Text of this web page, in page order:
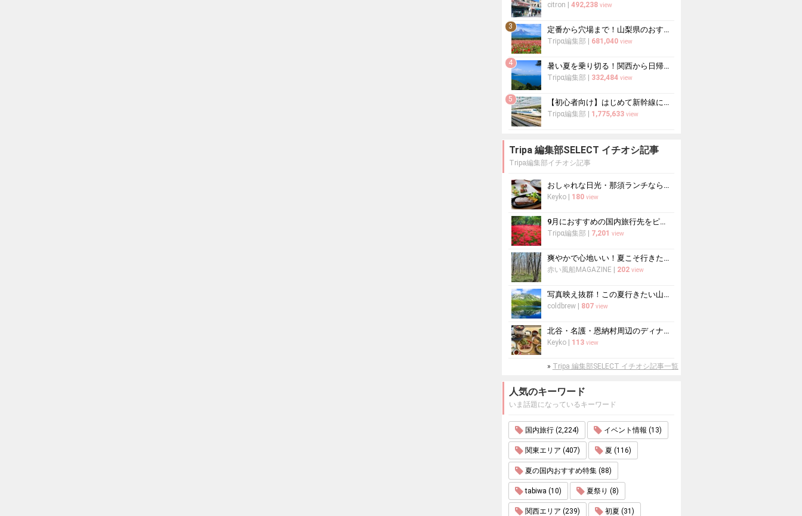
citron 492,238 view
3 定番から穴場まで！山梨県のおすすめ観光スポット37選
Tripα編集部 681,040 view
4 暑い夏を乗り切る！関西から日帰りや1泊2日におすすめの避暑地10選
Tripα編集部 332,484 view
5 【初心者向け】はじめて新幹線に乗る人必読！新幹線の乗り方をイチから徹底解説
Tripα編集部 1,775,633 view
Tripa 編集部SELECT イチオシ記事
Tripa編集部イチオシ記事
おしゃれな日光・那須ランチならここ！日光・那須周辺のおすすめレストラン10選
Keyko| 180 view
9月におすすめの国内旅行先をピックアップ！山の紅葉絶景や果物狩りも
Tripα編集部 7,201 view
爽やかで心地いい！夏こそ行きたい北海道
赤い風船MAGAZINE 202 view
写真映え抜群！この夏行きたい山の絶景スポット10選
coldbrew| 807 view
北谷・名護・恩納村周辺のディナー10選！沖縄料理からコース料理まで
Keyko| 113 view
» Tripa 編集部SELECT イチオシ記事一覧
人気のキーワード
いま話題になっているキーワード
国内旅行 (2,224) イベント情報 (13)
関東エリア (407) 夏 (116)
夏の国内おすすめ特集 (88)
tabiwa (10) 夏祭り (8)
関西エリア (239) 初夏 (31)